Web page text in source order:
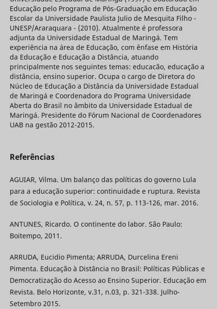
Educação pelo Programa de Pós-Graduação em Educação
Escolar da Universidade Paulista Julio de Mesquita Filho -
UNESP/Araraquara - (2010). Atualmente é professora
adjunta da Universidade Estadual de Maringá. Tem
experiência na área de Educação, com ênfase em História
da Educação e Educação a Distância, atuando
principalmente nos seguintes temas: educacão, educação a
distância, ensino superior. Ocupa o cargo de Diretora do
Núcleo de Educação a Distância da Universidade Estadual
de Maringá e Coordenadora do Programa Universidade
Aberta do Brasil no âmbito da Universidade Estadual de
Maringá. Presidente do Fórum Nacional de Coordenadores
UAB na gestão 2012-2015.
Referências
AGUIAR, Vilma. Um balanço das políticas do governo Lula
para a educação superior: continuidade e ruptura. Revista
de Sociologia e Política, v. 24, n. 57, p. 113-126, mar. 2016.
ANTUNES, Ricardo. O continente do labor. São Paulo:
Boitempo, 2011.
ARRUDA, Eucidio Pimenta; ARRUDA, Durcelina Ereni
Pimenta. Educação à Distância no Brasil: Políticas Públicas e
Democratização do Acesso ao Ensino Superior. Educação em
Revista. Belo Horizonte, v.31, n.03, p. 321-338. Julho-
Setembro 2015.